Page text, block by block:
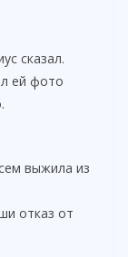
сказал.
ей фото
выжила из
отказ от